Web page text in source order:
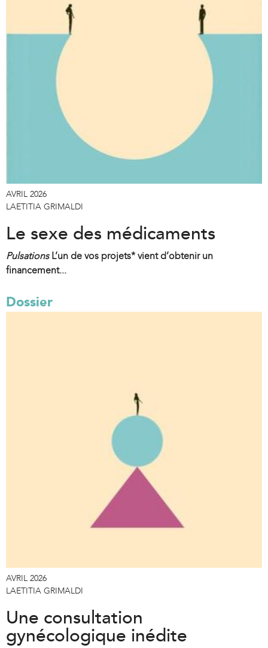
AVRIL 2026
LAETITIA GRIMALDI
Le sexe des médicaments
Pulsations L’un de vos projets* vient d’obtenir un
financement...
Dossier
AVRIL 2026
LAETITIA GRIMALDI
Une consultation
gynécologique inédite